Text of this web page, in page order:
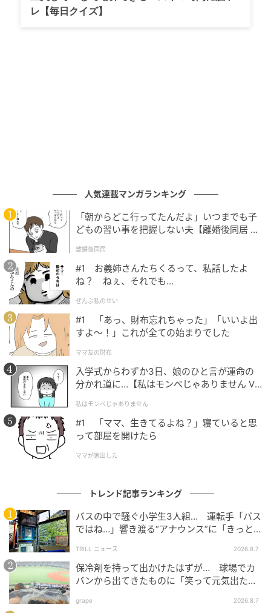
2段スタンドのアフタヌーンティー
セイボリーは王道のお料理やホテルのシェフが考案し
た『関西』を楽しむ趣向を凝らしたお料理もあり、と
を惹くのは「関西風だし巻きサンドウィッチ」。旨み
たっぷりの分厚いだし巻きとサーモン、レタスがサン
ドされ、ひとくち頬張るとじゅわ〜と広がるお出汁が
たまりません。またサラダはたこ焼きの容器に盛り付
けられていて微笑ましいです。
レ【毎日クイズ】
人気連載マンガランキング
「朝からどこ行ってたんだよ」いつまでも子
どもの習い事を把握しない夫【離婚後同居 Vo
離婚後同居
#1 お義姉さんたちくるって、私話したよ
ね？ ねぇ、それでも…
ぜんぶ私のせい
#1 「あっ、財布忘れちゃった」「いいよ出
すよ〜！」これが全ての始まりでした
ママ友の財布
入学式からわずか3日、娘のひと言が運命の
分かれ道に…【私はモンペじゃありません Vo
私はモンペじゃありません
#1 「ママ、生きてるよね？」寝ていると思
って部屋を開けたら
ママが家出した
トレンド記事ランキング
バスの中で騒ぐ小学生3人組… 運転手「バス
ではね…」響き渡る“アナウンス”に「きっと
TRILL ニュース 2026.8.7
保冷剤を持って出かけたはずが… 球場でカ
バンから出てきたものに「笑って元気出た」
grape 2026.8.7